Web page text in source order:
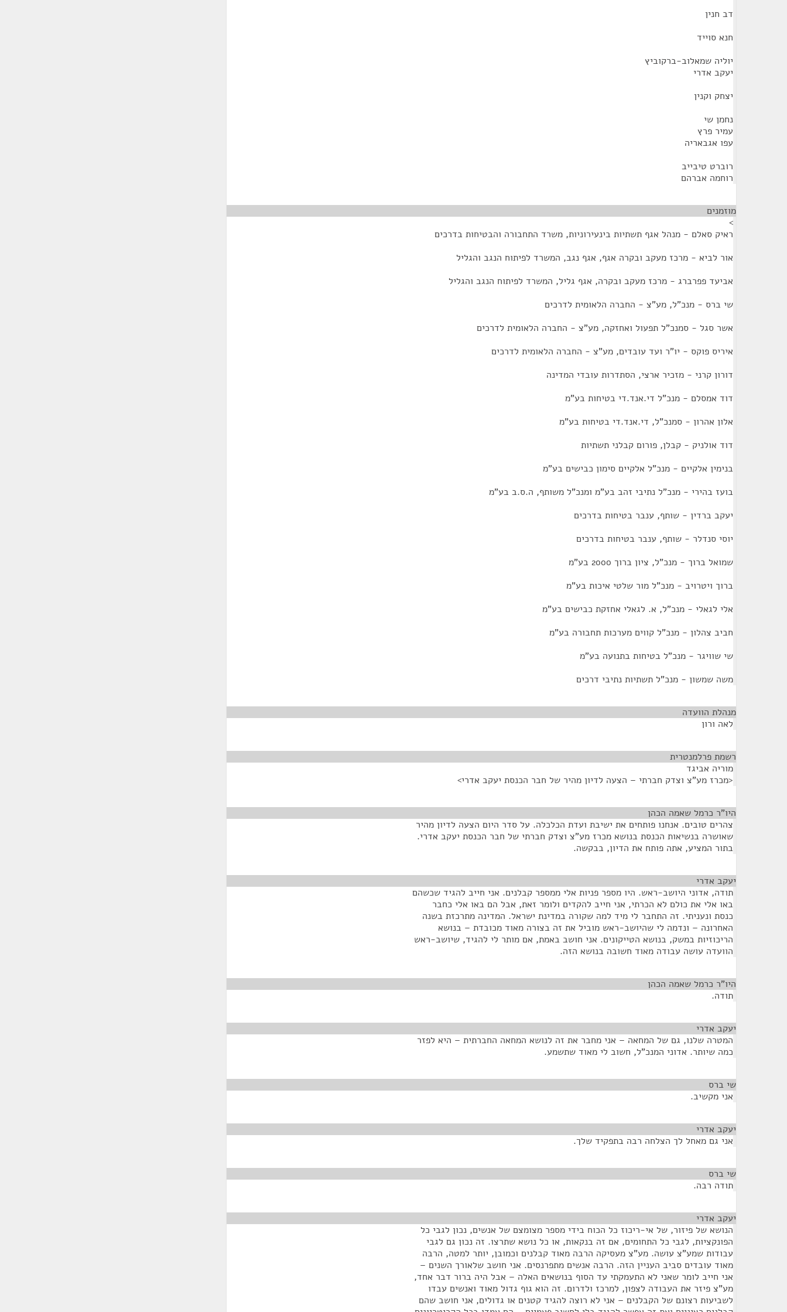
דב חנין
חנא סוייד
יוליה שמאלוב-ברקוביץ
יעקב אדרי
יצחק וקנין
נחמן שי
עמיר פרץ
עפו אגבאריה
רוברט טיבייב
רוחמה אברהם
מוזמנים
>
ראיק סאלם - מנהל אגף תשתיות בינעירוניות, משרד התחבורה והבטיחות בדרכים
אור לביא - מרכז מעקב ובקרה אגף, אגף נגב, המשרד לפיתוח הנגב והגליל
אביעד פפרברג - מרכז מעקב ובקרה, אגף גליל, המשרד לפיתוח הנגב והגליל
שי ברס - מנכ"ל, מע"צ - החברה הלאומית לדרכים
אשר סגל - סמנכ"ל תפעול ואחזקה, מע"צ - החברה הלאומית לדרכים
איריס פוקס - יו"ר ועד עובדים, מע"צ - החברה הלאומית לדרכים
דורון קרני - מזכיר ארצי, הסתדרות עובדי המדינה
דוד אמסלם - מנכ"ל די.אנד.די בטיחות בע"מ
אלון אהרון - סמנכ"ל, די.אנד.די בטיחות בע"מ
דוד אולניק - קבלן, פורום קבלני תשתיות
בנימין אלקיים - מנכ"ל אלקיים סימון כבישים בע"מ
בועז בהירי - מנכ"ל נתיבי זהב בע"מ ומנכ"ל משותף, ה.ס.ב בע"מ
יעקב ברדין - שותף, ענבר בטיחות בדרכים
יוסי סנדלר - שותף, ענבר בטיחות בדרכים
שמואל ברוך - מנכ"ל, ציון ברוך 2000 בע"מ
ברוך ויטרויב - מנכ"ל מור שלטי איכות בע"מ
אלי לגאלי - מנכ"ל, א. לגאלי אחזקת כבישים בע"מ
חביב צהלון - מנכ"ל קווים מערכות תחבורה בע"מ
שי שוויגר - מנכ"ל בטיחות בתנועה בע"מ
משה שמשון - מנכ"ל תשתיות נתיבי דרכים
מנהלת הוועדה
לאה ורון
רשמת פרלמנטרית
מוריה אביגד
<מכרז מע"צ וצדק חברתי – הצעה לדיון מהיר של חבר הכנסת יעקב אדרי>
היו"ר כרמל שאמה הכהן
צהרים טובים. אנחנו פותחים את ישיבת ועדת הכלכלה. על סדר היום הצעה לדיון מהיר
שאושרה בנשיאות הכנסת בנושא מכרז מע"צ וצדק חברתי של חבר הכנסת יעקב אדרי.
בתור המציע, אתה פותח את הדיון, בבקשה.
יעקב אדרי
תודה, אדוני היושב-ראש. היו מספר פניות אלי ממספר קבלנים. אני חייב להגיד שכשהם
באו אלי את כולם לא הכרתי, אני חייב להקדים ולומר זאת, אבל הם באו אלי כחבר
כנסת ונעניתי. זה התחבר לי מיד למה שקורה במדינת ישראל. המדינה מתרכזת בשנה
האחרונה – ונדמה לי שהיושב-ראש מוביל את זה בצורה מאוד מכובדת – בנושא
הריכוזיות במשק, בנושא הטייקונים. אני חושב באמת, אם מותר לי להגיד, שיושב-ראש
הוועדה עושה עבודה מאוד חשובה בנושא הזה.
היו"ר כרמל שאמה הכהן
תודה.
יעקב אדרי
המטרה שלנו, גם של המחאה – אני מחבר את זה לנושא המחאה החברתית – היא לפזר
כמה שיותר. אדוני המנכ"ל, חשוב לי מאוד שתשמע.
שי ברס
אני מקשיב.
יעקב אדרי
אני גם מאחל לך הצלחה רבה בתפקיד שלך.
שי ברס
תודה רבה.
יעקב אדרי
הנושא של פיזור, של אי-ריכוז כל הכוח בידי מספר מצומצם של אנשים, נכון לגבי כל
הפונקציות, לגבי כל התחומים, אם זה בנקאות, או כל נושא שתרצו. זה נכון גם לגבי
עבודות שמע"צ עושה. מע"צ מעסיקה הרבה מאוד קבלנים וכמובן, יותר למטה, הרבה
מאוד עובדים סביב העניין הזה. הרבה אנשים מתפרנסים. אני חושב שלאורך השנים –
אני חייב לומר שאני לא התעמקתי עד הסוף בנושאים האלה – אבל היה ברור דבר אחד,
מע"צ פיזר את העבודה לצפון, למרכז ולדרום. זה הוא גוף גדול מאוד ואנשים עבדו
לשביעות רצונם של הקבלנים – אני לא רוצה להגיד קטנים או גדולים, אני חושב שהם